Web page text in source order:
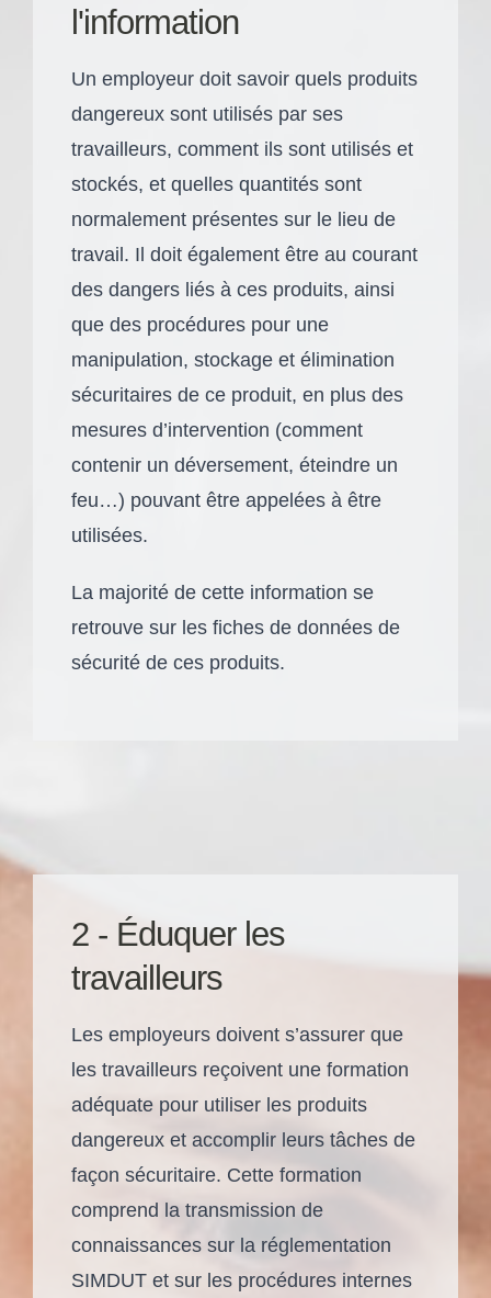
l'information
Un employeur doit savoir quels produits
dangereux sont utilisés par ses
travailleurs, comment ils sont utilisés et
stockés, et quelles quantités sont
normalement présentes sur le lieu de
travail. Il doit également être au courant
des dangers liés à ces produits, ainsi
que des procédures pour une
manipulation, stockage et élimination
sécuritaires de ce produit, en plus des
mesures d’intervention (comment
contenir un déversement, éteindre un
feu…) pouvant être appelées à être
utilisées.
La majorité de cette information se
retrouve sur les fiches de données de
sécurité de ces produits.
2 - Éduquer les
travailleurs
Les employeurs doivent s’assurer que
les travailleurs reçoivent une formation
adéquate pour utiliser les produits
dangereux et accomplir leurs tâches de
façon sécuritaire. Cette formation
comprend la transmission de
connaissances sur la réglementation
SIMDUT et sur les procédures internes